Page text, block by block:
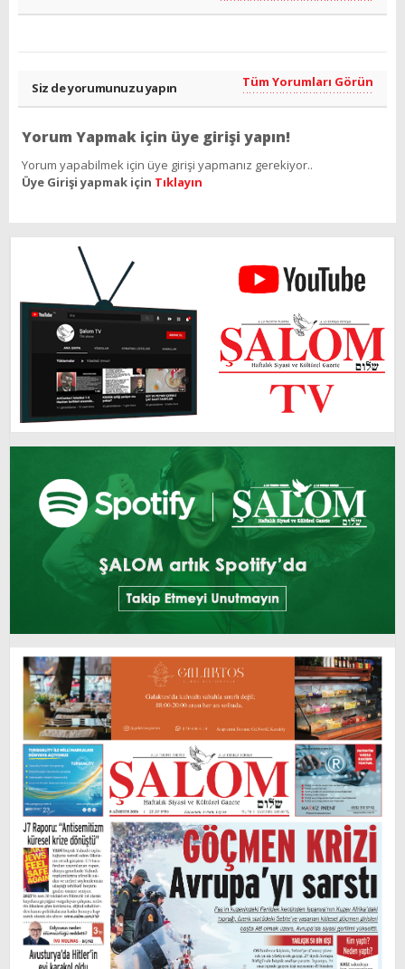
Siz de yorumunuzu yapın Tüm Yorumları Görün
Yorum Yapmak için üye girişi yapın!
Yorum yapabilmek için üye girişi yapmanız gerekiyor..
Üye Girişi yapmak için Tıklayın